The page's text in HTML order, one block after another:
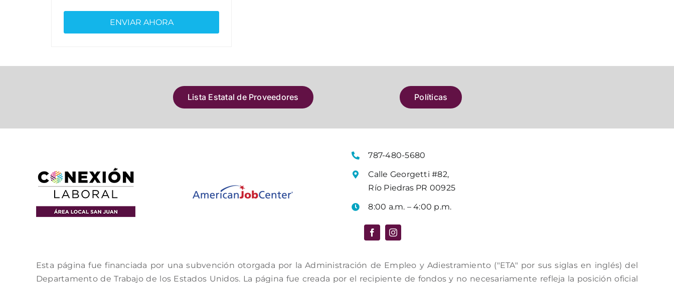
Lista Estatal de Proveedores Políticas
787-480-5680
Calle Georgetti #82,
Río Piedras PR 00925
8:00 a.m. – 4:00 p.m.
Esta página fue financiada por una subvención otorgada por la Administración de Empleo y Adiestramiento ("ETA" por sus siglas en inglés) del
Departamento de Trabajo de los Estados Unidos. La página fue creada por el recipiente de fondos y no necesariamente refleja la posición oficial